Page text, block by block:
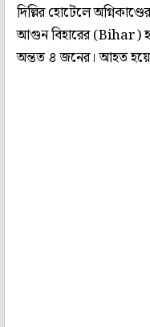
দিল্লির হোটেলে
আগুন বিহারের (Bihar)
অন্তত ৪ জনের। আহত